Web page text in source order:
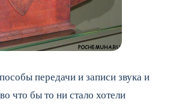
передачи и записи звука и
что бы то ни стало хотели